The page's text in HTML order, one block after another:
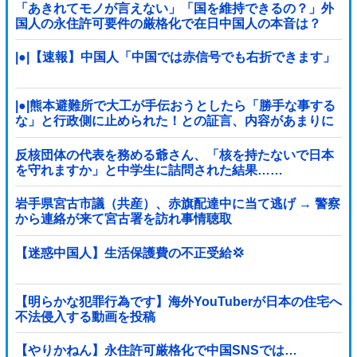
「あきれてモノが言えない」「国を維持できるの？」外
国人の永住許可要件の厳格化で在日中国人の本音は？
|●|【速報】中国人「中国では赤信号でも右折できます」
|●|熊本避難所で大工が手伝おうとしたら「勝手な事する
な」と行政側に止められた！との証言、内容があまりに
胡散臭すぎた結果……
反核団体の代表を務める爺さん、「核を持たないで日本
を守れますか」と中学生に詰問された結果……
岩手県宮古市議（共産）、赤旗配達中に当て逃げ → 警察
から連絡が来て宮古署を訪れ事情聴取
【迷惑中国人】生活保護費の不正受給💢
【明らかな犯罪行為です】海外YouTuberが日本の住宅へ
不法侵入する動画を投稿
【やりかねん】永住許可厳格化で中国SNSでは…